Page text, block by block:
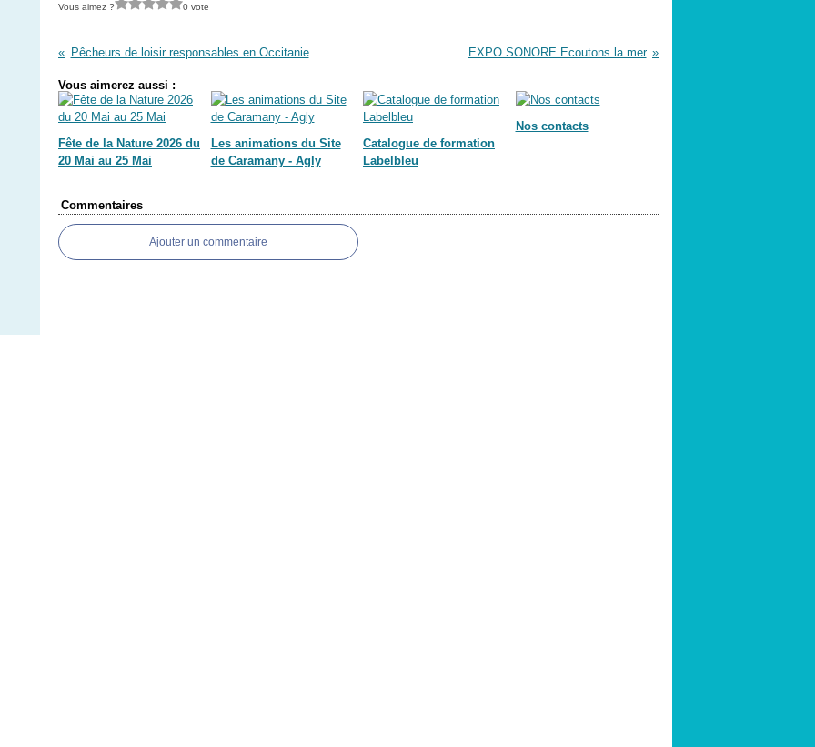
Vous aimez ? 0 vote
Pêcheurs de loisir responsables en Occitanie EXPO SONORE Ecoutons la mer
Vous aimerez aussi :
Fête de la Nature 2026 du
20 Mai au 25 Mai
Les animations du Site
de Caramany - Agly
Catalogue de formation
Labelbleu
Nos contacts
Commentaires
Ajouter un commentaire